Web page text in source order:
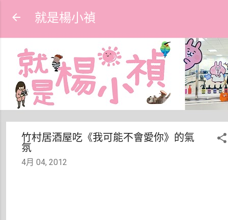
就是楊小禎
竹村居酒屋吃《我可能不會愛你》的氣
氛
4月 04, 2012